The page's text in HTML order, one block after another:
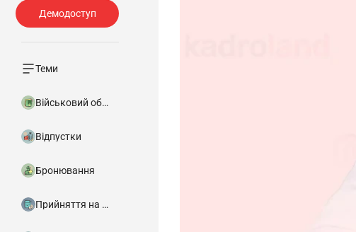
Теми
Військовий облік
Відпустки
Бронювання
Прийняття на роботу